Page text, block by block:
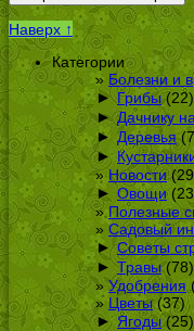
Наверх ↑
Категории
Болезни и
► Грибы(22)
► Дачнику
► Деревья
►
Новости
► Овощи
Полезные
Садовый
► Советы
► Травы(78)
Удобрения
Цветы(37)
► Ягоды(25)